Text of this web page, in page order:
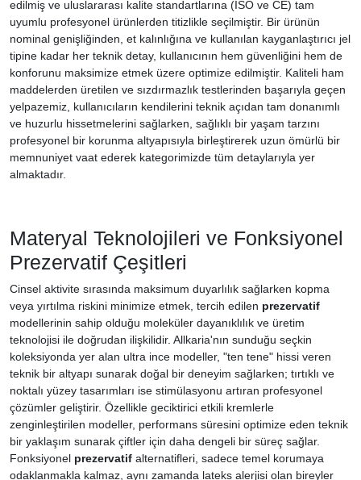
edilmiş ve uluslararası kalite standartlarına (ISO ve CE) tam
uyumlu profesyonel ürünlerden titizlikle seçilmiştir. Bir ürünün
nominal genişliğinden, et kalınlığına ve kullanılan kayganlaştırıcı jel
tipine kadar her teknik detay, kullanıcının hem güvenliğini hem de
konforunu maksimize etmek üzere optimize edilmiştir. Kaliteli ham
maddelerden üretilen ve sızdırmazlık testlerinden başarıyla geçen
yelpazemiz, kullanıcıların kendilerini teknik açıdan tam donanımlı
ve huzurlu hissetmelerini sağlarken, sağlıklı bir yaşam tarzını
profesyonel bir korunma altyapısıyla birleştirerek uzun ömürlü bir
memnuniyet vaat ederek kategorimizde tüm detaylarıyla yer
almaktadır.
Materyal Teknolojileri ve Fonksiyonel
Prezervatif Çeşitleri
Cinsel aktivite sırasında maksimum duyarlılık sağlarken kopma
veya yırtılma riskini minimize etmek, tercih edilen prezervatif
modellerinin sahip olduğu moleküler dayanıklılık ve üretim
teknolojisi ile doğrudan ilişkilidir. Allkaria'nın sunduğu seçkin
koleksiyonda yer alan ultra ince modeller, "ten tene" hissi veren
teknik bir altyapı sunarak doğal bir deneyim sağlarken; tırtıklı ve
noktalı yüzey tasarımları ise stimülasyonu artıran profesyonel
çözümler geliştirir. Özellikle geciktirici etkili kremlerle
zenginleştirilen modeller, performans süresini optimize eden teknik
bir yaklaşım sunarak çiftler için daha dengeli bir süreç sağlar.
Fonksiyonel prezervatif alternatifleri, sadece temel korumaya
odaklanmakla kalmaz, aynı zamanda lateks alerjisi olan bireyler